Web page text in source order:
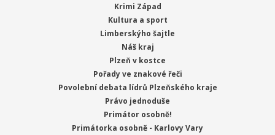
Krimi Západ
Kultura a sport
Limberskýho šajtle
Náš kraj
Plzeň v kostce
Pořady ve znakové řeči
Povolební debata lídrů Plzeňského kraje
Právo jednoduše
Primátor osobně!
Primátorka osobně - Karlovy Vary